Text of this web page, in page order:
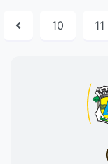
10 11